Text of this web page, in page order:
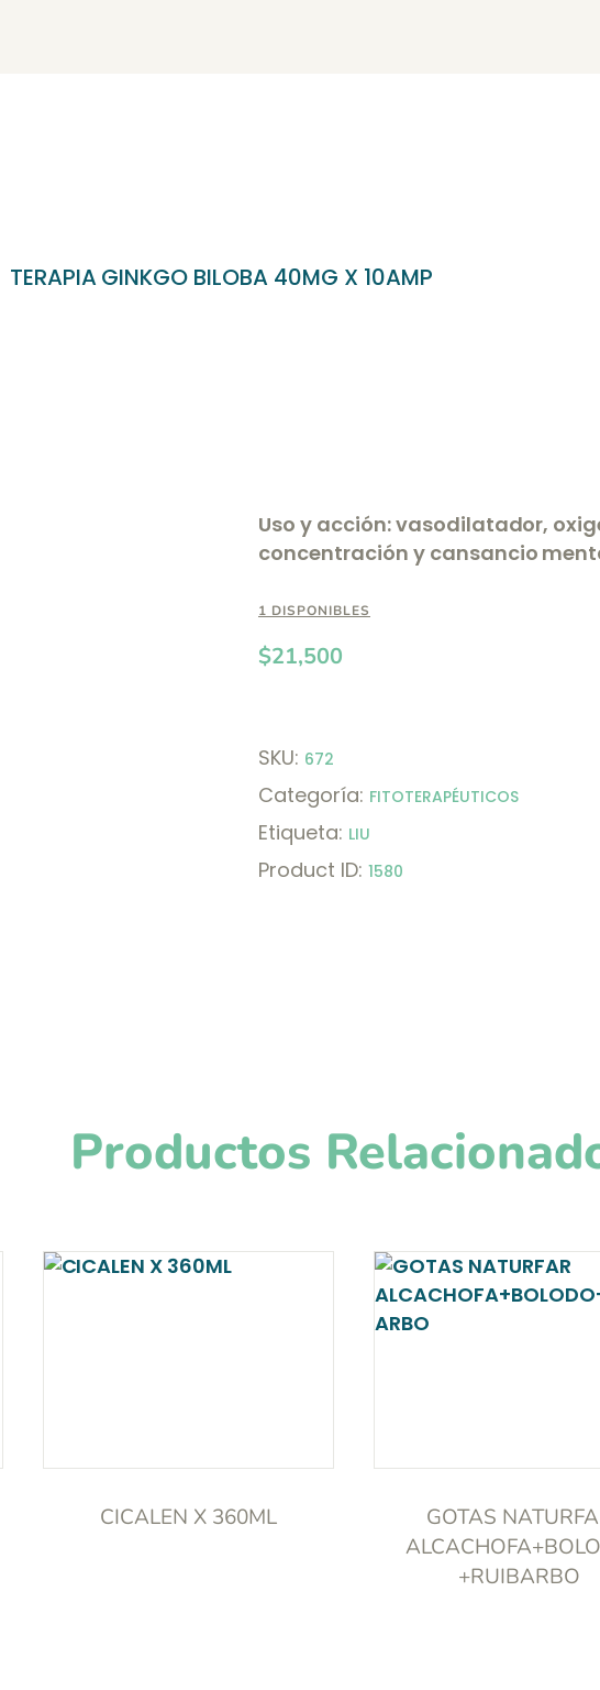
TERAPIA GINKGO BILOBA 40MG X 10AMP
BLOG
Uso y acción: vasodilatador,
concentración y cansancio
1 DISPONIBLES
$21,500
SKU: 672
Categoría: FITOTERAPÉUTICOS
Etiqueta: LIU
Product ID: 1580
Productos
CICALEN X 360ML
GOTAS
+RUIBARBO